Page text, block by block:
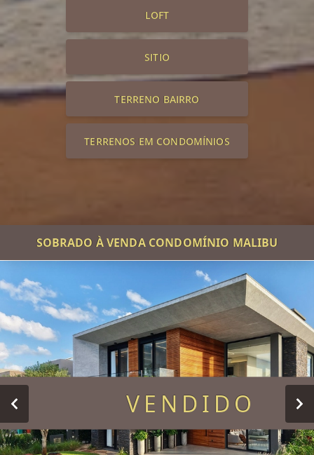
LOFT
SITIO
TERRENO BAIRRO
TERRENOS EM CONDOMÍNIOS
SOBRADO À VENDA CONDOMÍNIO MALIBU
VENDIDO